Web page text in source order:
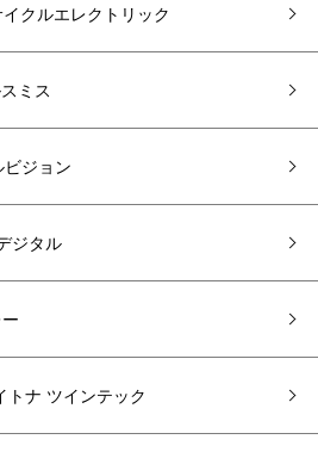
クルエレクトリック
ミス
ジョン
ジタル
トナ ツインテック